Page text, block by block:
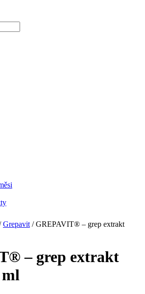
Grepavit /GREPAVIT® – grep extrakt
– grep extrakt
ml